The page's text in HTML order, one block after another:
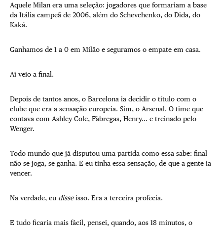
Aquele Milan era uma seleção: jogadores que formariam a base
da Itália campeã de 2006, além do Schevchenko, do Dida, do
Kaká.
Ganhamos de 1 a 0 em Milão e seguramos o empate em casa.
Aí veio a final.
Depois de tantos anos, o Barcelona ia decidir o título com o
clube que era a sensação europeia. Sim, o Arsenal. O time que
contava com Ashley Cole, Fàbregas, Henry… e treinado pelo
Wenger.
Todo mundo que já disputou uma partida como essa sabe: final
não se joga, se ganha. E eu tinha essa sensação, de que a gente ia
vencer.
Na verdade, eu disseisso. Era a terceira profecia.
E tudo ficaria mais fácil, pensei, quando, aos 18 minutos, o